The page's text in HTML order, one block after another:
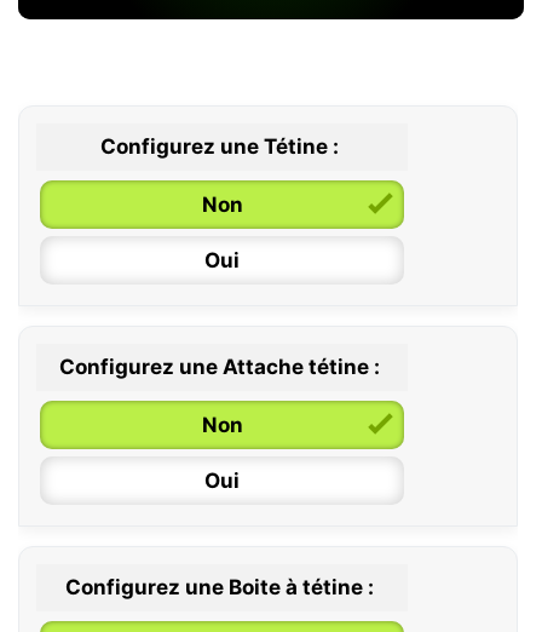
Configurez une Tétine :
Non
Oui
0 / 6 mois
6 / 36 mois
Configurez une Attache tétine :
Non
Oui
Configurez une Boite à tétine :